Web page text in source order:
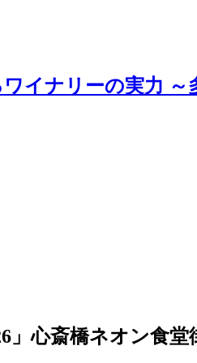
イナリーの実力 ～
」心斎橋ネオン食堂